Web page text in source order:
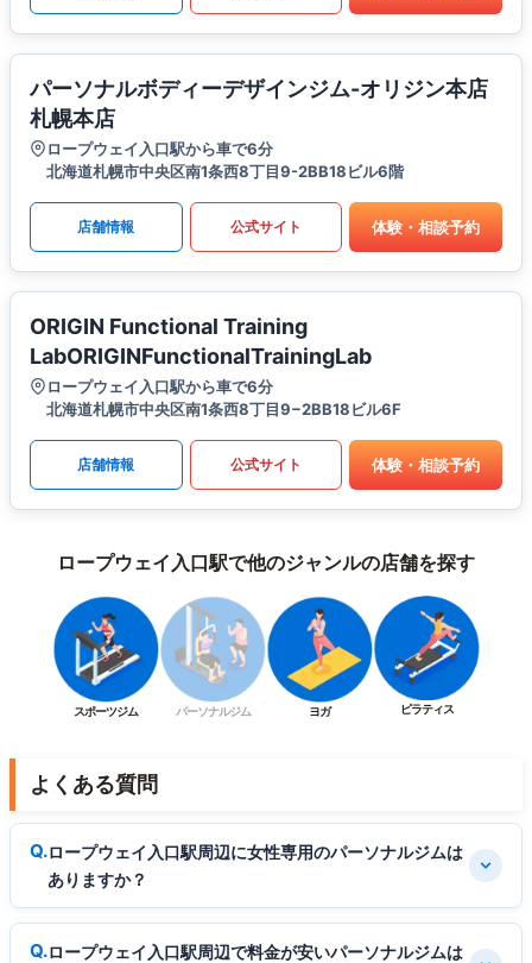
パーソナルボディーデザインジム-オリジン本店
札幌本店
ロープウェイ入口駅から車で6分
北海道札幌市中央区南1条西8丁目9-2BB18ビル6階
店舗情報 公式サイト 体験・相談予約
ORIGIN Functional Training
LabORIGINFunctionalTrainingLab
ロープウェイ入口駅から車で6分
北海道札幌市中央区南1条西8丁目9−2BB18ビル6F
店舗情報 公式サイト 体験・相談予約
ロープウェイ入口駅で他のジャンルの店舗を探す
スポーツジム パーソナルジム ヨガ ピラティス
よくある質問
ロープウェイ入口駅周辺に女性専用のパーソナルジムは
ありますか？
ロープウェイ入口駅周辺で料金が安いパーソナルジムは